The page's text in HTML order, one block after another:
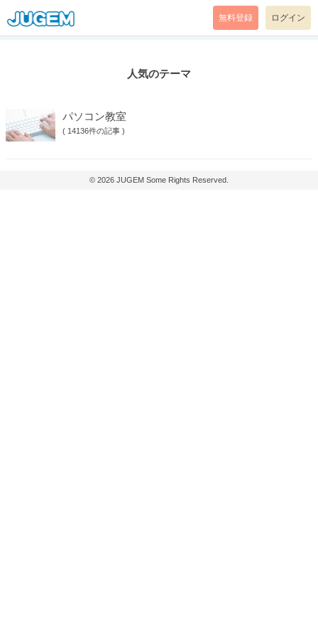
無料登録 ログイン
人気のテーマ
パソコン教室
( 14136件の記事 )
© 2026 JUGEM Some Rights Reserved.